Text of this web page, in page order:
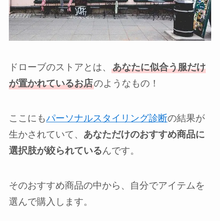
ドローブのストアとは、 あなたに似合う服だけ
が置かれているお店のようなもの！
ここにもパーソナルスタイリング診断の結果が
生かされていて、 あなただけのおすすめ商品に
選択肢が絞られているんです。
そのおすすめ商品の中から、自分でアイテムを
選んで購入します。